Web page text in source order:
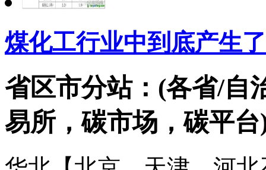
煤化工行业中到底产生
省区市分站：(各省/自
易所，碳市场，碳平台